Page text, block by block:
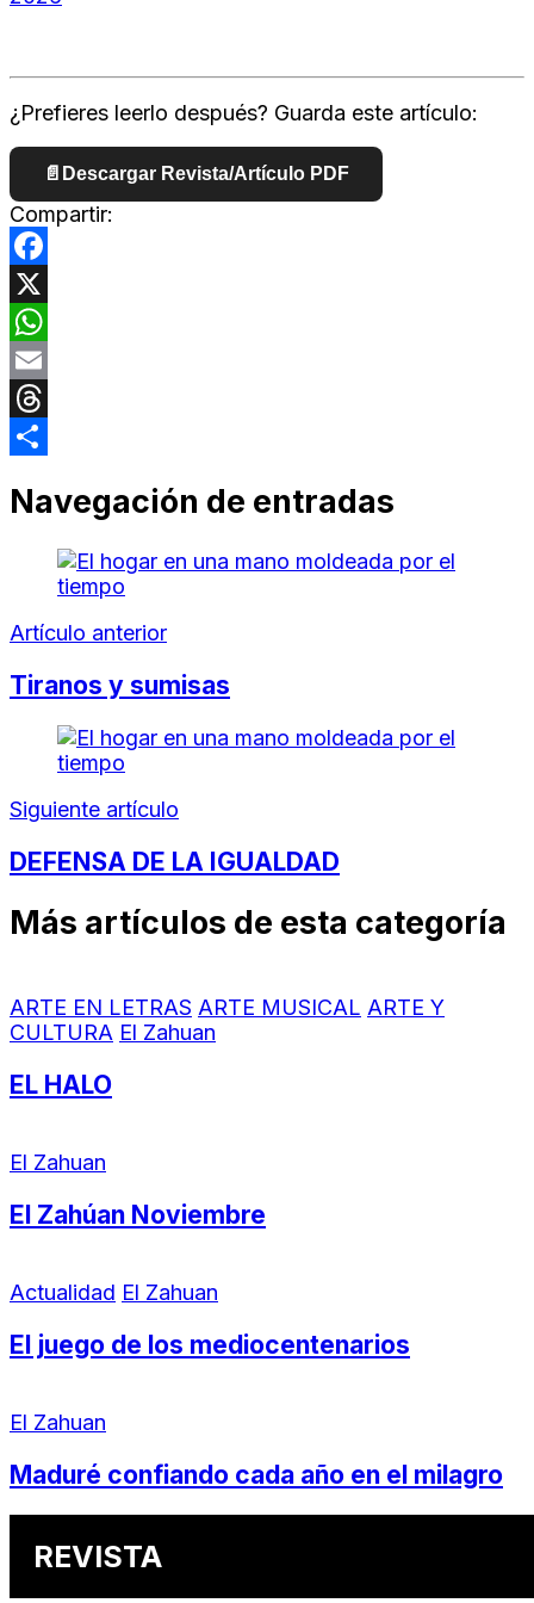
¿Prefieres leerlo después? Guarda este artículo:
📄 Descargar Revista/Artículo PDF
Compartir:
Facebook
X
WhatsApp
Email
Threads
Navegación de entradas
Artículo anterior
Tiranos y sumisas
Siguiente artículo
DEFENSA DE LA IGUALDAD
Más artículos de esta categoría
ARTE EN LETRAS ARTE MUSICAL ARTE Y
CULTURA El Zahuan
EL HALO
El Zahuan
El Zahúan Noviembre
Actualidad El Zahuan
El juego de los mediocentenarios
El Zahuan
Maduré confiando cada año en el milagro
REVISTA